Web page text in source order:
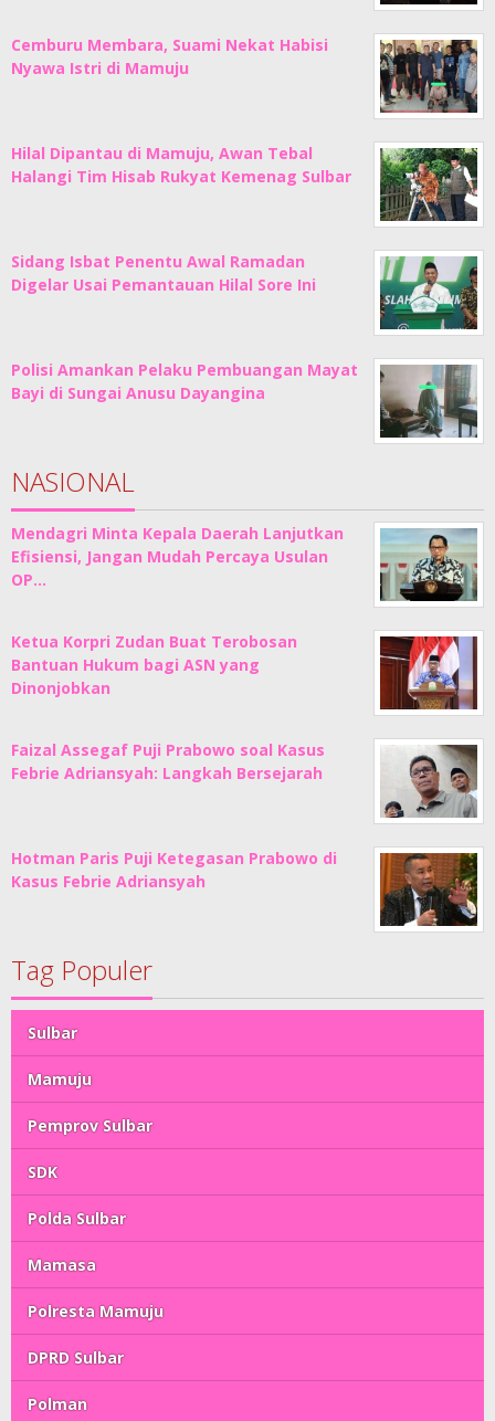
Cemburu Membara, Suami Nekat Habisi
Nyawa Istri di Mamuju
Hilal Dipantau di Mamuju, Awan Tebal
Halangi Tim Hisab Rukyat Kemenag Sulbar
Sidang Isbat Penentu Awal Ramadan
Digelar Usai Pemantauan Hilal Sore Ini
Polisi Amankan Pelaku Pembuangan Mayat
Bayi di Sungai Anusu Dayangina
NASIONAL
Mendagri Minta Kepala Daerah Lanjutkan
Efisiensi, Jangan Mudah Percaya Usulan
OP…
Ketua Korpri Zudan Buat Terobosan
Bantuan Hukum bagi ASN yang
Dinonjobkan
Faizal Assegaf Puji Prabowo soal Kasus
Febrie Adriansyah: Langkah Bersejarah
Hotman Paris Puji Ketegasan Prabowo di
Kasus Febrie Adriansyah
Tag Populer
Sulbar
Mamuju
Pemprov Sulbar
SDK
Polda Sulbar
Mamasa
Polresta Mamuju
DPRD Sulbar
Polman